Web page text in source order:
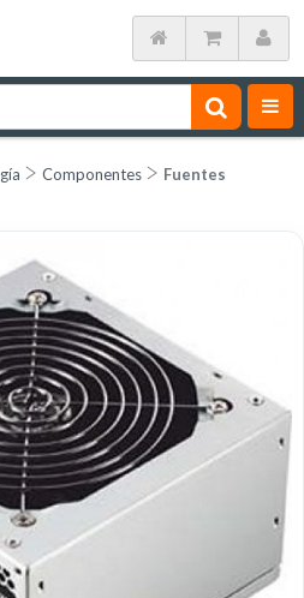
Componentes Fuentes